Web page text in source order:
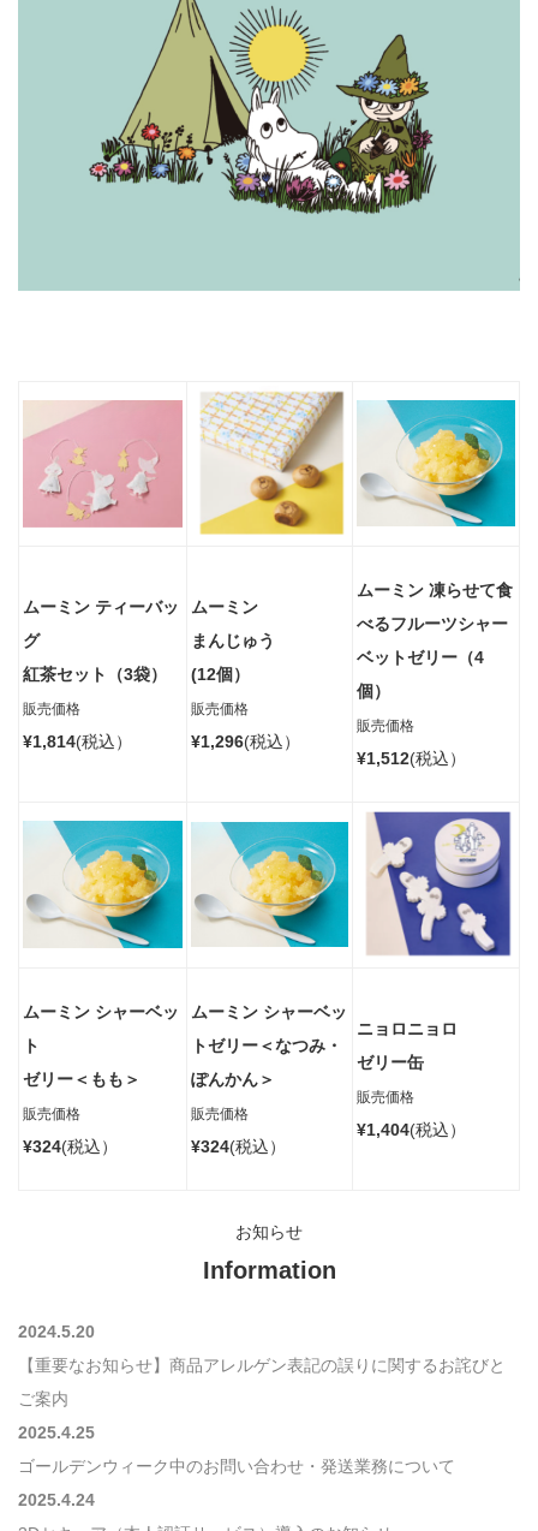
ムーミン ティーバッ
グ
紅茶セット（3袋）
販売価格
¥1,814(税込）
ムーミン
まんじゅう
(12個）
販売価格
¥1,296(税込）
ムーミン 凍らせて食
べるフルーツシャー
ベットゼリー（4
個）
販売価格
¥1,512(税込）
ムーミン シャーベッ
ト
ゼリー＜もも＞
販売価格
¥324(税込）
ムーミン シャーベッ
トゼリー＜なつみ・
ぽんかん＞
販売価格
¥324(税込）
ニョロニョロ
ゼリー缶
販売価格
¥1,404(税込）
お知らせ
Information
2024.5.20
【重要なお知らせ】商品アレルゲン表記の誤りに関するお詫びと
ご案内
2025.4.25
ゴールデンウィーク中のお問い合わせ・発送業務について
2025.4.24